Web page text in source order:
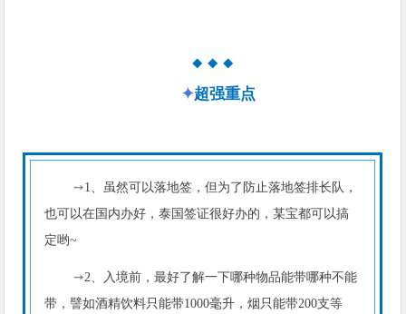
◆ ◆ ◆
✦超强重点
➙1、虽然可以落地签，但为了防止落地签排长队，
也可以在国内办好，泰国签证很好办的，某宝都可以搞
定哟~
➙2、入境前，最好了解一下哪种物品能带哪种不能
带，譬如酒精饮料只能带1000毫升，烟只能带200支等